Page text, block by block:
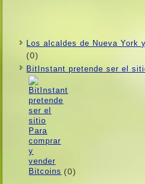
Los alcaldes de Nueva York
(0)
BitInstant pretende ser el
(0)